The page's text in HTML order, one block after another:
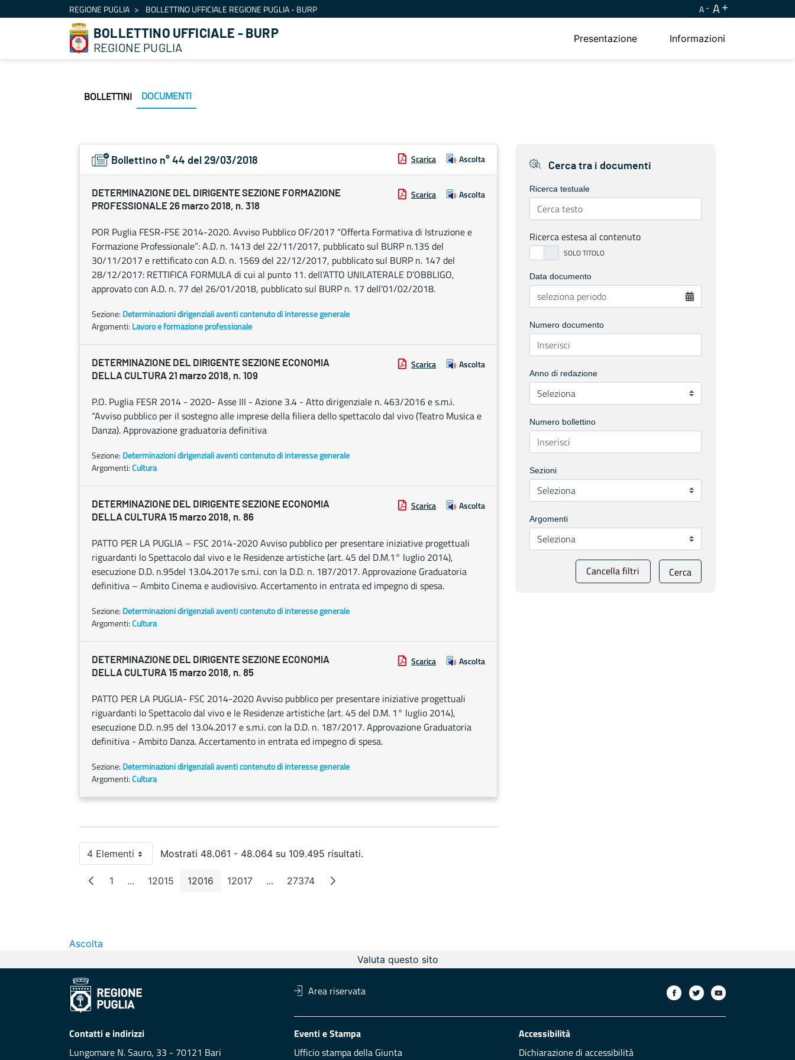
Salta al contenutoREGIONE PUGLIA BOLLETTINO UFFICIALE REGIONE PUGLIA - BURP A A
BOLLETTINO UFFICIALE - BURP
REGIONE PUGLIA
Presentazione Informazioni
BOLLETTINI DOCUMENTI
Bollettino n° 44 del 29/03/2018 Scarica Ascolta
DETERMINAZIONE DEL DIRIGENTE SEZIONE FORMAZIONE
PROFESSIONALE 26 marzo 2018, n. 318
Scarica Ascolta
POR Puglia FESR-FSE 2014-2020. Avviso Pubblico OF/2017 “Offerta Formativa di Istruzione e
Formazione Professionale”: A.D. n. 1413 del 22/11/2017, pubblicato sul BURP n.135 del
30/11/2017 e rettificato con A.D. n. 1569 del 22/12/2017, pubblicato sul BURP n. 147 del
28/12/2017: RETTIFICA FORMULA di cui al punto 11. dell’ATTO UNILATERALE D’OBBLIGO,
approvato con A.D. n. 77 del 26/01/2018, pubblicato sul BURP n. 17 dell’01/02/2018.
Sezione: Determinazioni dirigenziali aventi contenuto di interesse generale
Argomenti: Lavoro e formazione professionale
DETERMINAZIONE DEL DIRIGENTE SEZIONE ECONOMIA
DELLA CULTURA 21 marzo 2018, n. 109
Scarica Ascolta
P.O. Puglia FESR 2014 - 2020- Asse III - Azione 3.4 - Atto dirigenziale n. 463/2016 e s.m.i.
“Avviso pubblico per il sostegno alle imprese della filiera dello spettacolo dal vivo (Teatro Musica e
Danza). Approvazione graduatoria definitiva
Sezione: Determinazioni dirigenziali aventi contenuto di interesse generale
Argomenti:Cultura
DETERMINAZIONE DEL DIRIGENTE SEZIONE ECONOMIA
DELLA CULTURA 15 marzo 2018, n. 86
Scarica Ascolta
PATTO PER LA PUGLIA – FSC 2014-2020 Avviso pubblico per presentare iniziative progettuali
riguardanti lo Spettacolo dal vivo e le Residenze artistiche (art. 45 del D.M.1° luglio 2014),
esecuzione D.D. n.95del 13.04.2017e s.m.i. con la D.D. n. 187/2017. Approvazione Graduatoria
definitiva – Ambito Cinema e audiovisivo. Accertamento in entrata ed impegno di spesa.
Sezione: Determinazioni dirigenziali aventi contenuto di interesse generale
Argomenti:Cultura
DETERMINAZIONE DEL DIRIGENTE SEZIONE ECONOMIA
DELLA CULTURA 15 marzo 2018, n. 85
Scarica Ascolta
PATTO PER LA PUGLIA- FSC 2014-2020 Avviso pubblico per presentare iniziative progettuali
riguardanti lo Spettacolo dal vivo e le Residenze artistiche (art. 45 del D.M. 1° luglio 2014),
esecuzione D.D. n.95 del 13.04.2017 e s.m.i. con la D.D. n. 187/2017. Approvazione Graduatoria
definitiva - Ambito Danza. Accertamento in entrata ed impegno di spesa.
Sezione: Determinazioni dirigenziali aventi contenuto di interesse generale
Argomenti:Cultura
4 ElementiPer paginaMostrati 48.061 - 48.064 su 109.495 risultati.
Pagina
1 ...Pagine intermedie
Pagina
12015 Pagina
12016 Pagina
12017 ...Pagine intermedie
Pagina
27374
Cerca tra i documenti
Ricerca testuale
Ricerca estesa al contenuto
Data documento
Numero documento
Anno di redazione
Numero bollettino
Sezioni
Argomenti
Cancella filtri Cerca
Ascolta
Valuta questo sito
Area riservata
Contatti e indirizzi
Lungomare N. Sauro, 33 - 70121 Bari
Eventi e Stampa
Ufficio stampa della Giunta
Accessibilità
Dichiarazione di accessibilità